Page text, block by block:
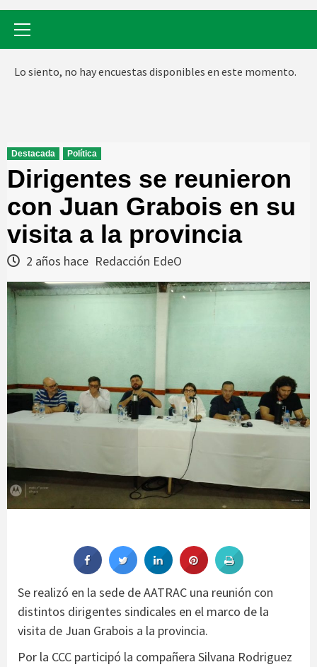
Lo siento, no hay encuestas disponibles en este momento.
Destacada Política
Dirigentes se reunieron
con Juan Grabois en su
visita a la provincia
2 años hace Redacción EdeO
Se realizó en la sede de AATRAC una reunión con
distintos dirigentes sindicales en el marco de la
visita de Juan Grabois a la provincia.
Por la CCC participó la compañera Silvana Rodriguez